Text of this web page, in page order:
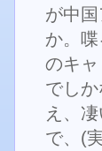
が中
か。
のキャ
でし
え、
で、(